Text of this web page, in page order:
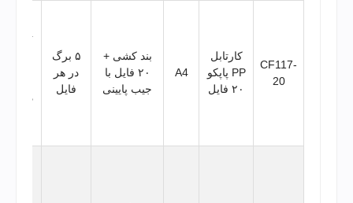
CF117-
20
کارتابل
PP پاپکو
۲۰ فایل
A4
بند کشی +
۲۰ فایل با
جیب پایینی
۵ برگ
در هر
فایل
داخلی،